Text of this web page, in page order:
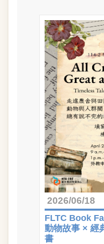
2026/06/18
FLTC Book
動物故事 × 經
書